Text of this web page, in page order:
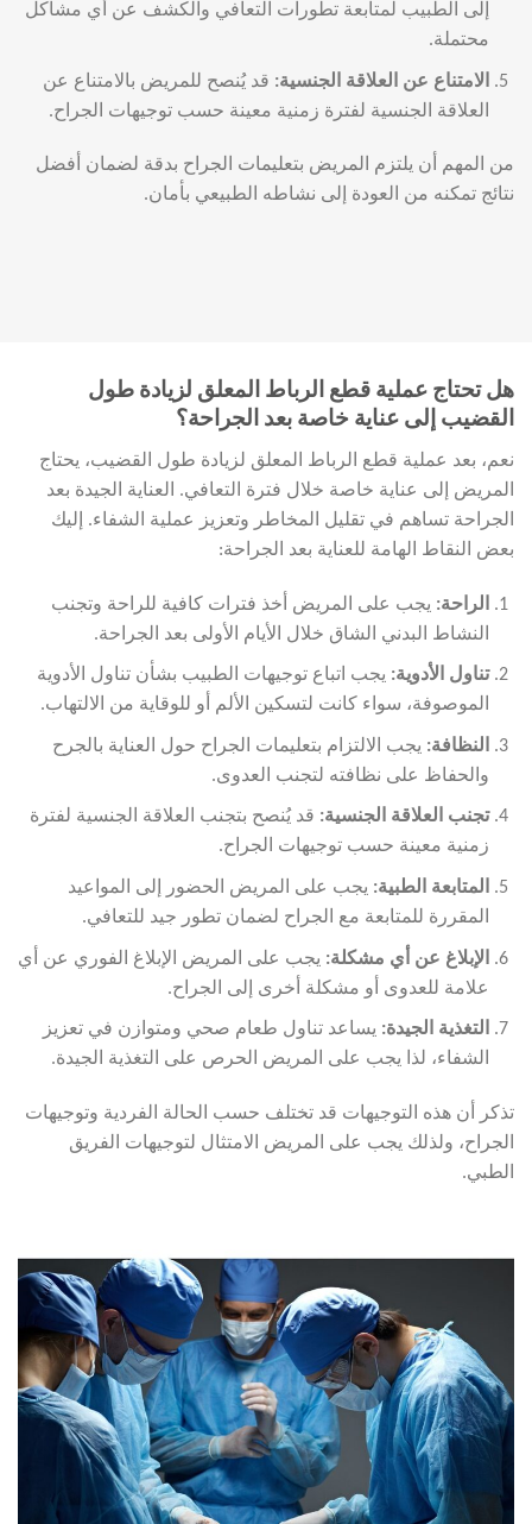
إلى الطبيب لمتابعة تطورات التعافي والكشف عن أي مشاكل
محتملة.
الامتناع عن العلاقة الجنسية: قد يُنصح للمريض بالامتناع عن
العلاقة الجنسية لفترة زمنية معينة حسب توجيهات الجراح.
من المهم أن يلتزم المريض بتعليمات الجراح بدقة لضمان أفضل
نتائج تمكنه من العودة إلى نشاطه الطبيعي بأمان.
هل تحتاج عملية قطع الرباط المعلق لزيادة طول
القضيب إلى عناية خاصة بعد الجراحة؟
نعم، بعد عملية قطع الرباط المعلق لزيادة طول القضيب، يحتاج
المريض إلى عناية خاصة خلال فترة التعافي. العناية الجيدة بعد
الجراحة تساهم في تقليل المخاطر وتعزيز عملية الشفاء. إليك
بعض النقاط الهامة للعناية بعد الجراحة:
الراحة: يجب على المريض أخذ فترات كافية للراحة وتجنب
النشاط البدني الشاق خلال الأيام الأولى بعد الجراحة.
تناول الأدوية: يجب اتباع توجيهات الطبيب بشأن تناول الأدوية
الموصوفة، سواء كانت لتسكين الألم أو للوقاية من الالتهاب.
النظافة: يجب الالتزام بتعليمات الجراح حول العناية بالجرح
والحفاظ على نظافته لتجنب العدوى.
تجنب العلاقة الجنسية: قد يُنصح بتجنب العلاقة الجنسية لفترة
زمنية معينة حسب توجيهات الجراح.
المتابعة الطبية: يجب على المريض الحضور إلى المواعيد
المقررة للمتابعة مع الجراح لضمان تطور جيد للتعافي.
الإبلاغ عن أي مشكلة: يجب على المريض الإبلاغ الفوري عن أي
علامة للعدوى أو مشكلة أخرى إلى الجراح.
التغذية الجيدة: يساعد تناول طعام صحي ومتوازن في تعزيز
الشفاء، لذا يجب على المريض الحرص على التغذية الجيدة.
تذكر أن هذه التوجيهات قد تختلف حسب الحالة الفردية وتوجيهات
الجراح، ولذلك يجب على المريض الامتثال لتوجيهات الفريق
الطبي.